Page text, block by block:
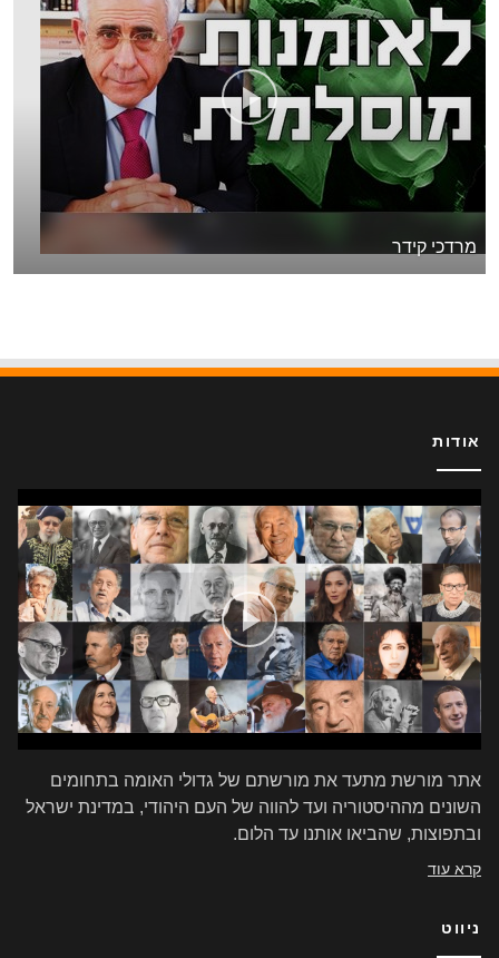
מרדכי קידר
אודות
אתר מורשת מתעד את מורשתם של גדולי האומה בתחומים
השונים מההיסטוריה ועד להווה של העם היהודי, במדינת ישראל
ובתפוצות, שהביאו אותנו עד הלום.
קרא עוד
ניווט